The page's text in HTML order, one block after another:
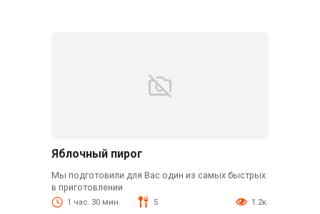
Яблочный пирог
Мы подготовили для Вас один из самых быстрых
в приготовлении
1 час. 30 мин. 5 1.2к.